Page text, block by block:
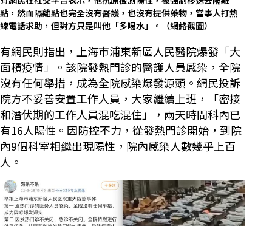
點，然而隔離點也完全沒有醫護，也沒有提供藥物，當事人打熱
線電話求助，但對方只是叫他「多喝水」。（網絡截圖）
有網民則指出，上海市浦東新區人民醫院爆發「大
面積疫情」。該院發熱門診的醫護人員感染，全院
沒有任何舉措，成為全院感染爆發源頭。網民投訴
院方不妥善安置工作人員，大家繼續上班，「密接
和潛伏期的工作人員混吃混住」，兩天時間科內已
有16人陽性。因防控不力，從發熱門診開始，到院
內9個科室相繼出現陽性，院內感染人數幾乎上百
人。